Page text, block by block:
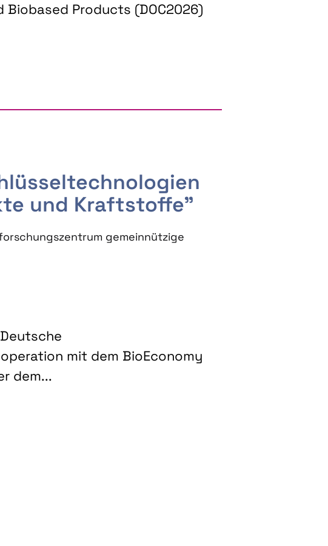
Products (DOC2026)
AND BIOBASED PRODUCTS
und Kraftstoffe"
gemeinnützige
mit dem BioEconomy
dem...
für biobasierte Produkte und Kraftstoffe"